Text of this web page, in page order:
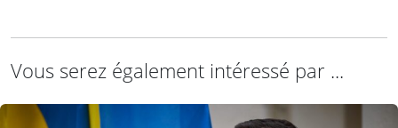
Vous serez également intéressé par ...